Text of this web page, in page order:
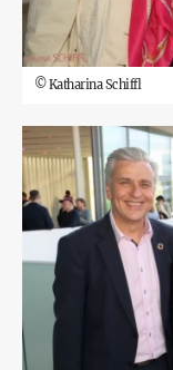
©Katharina Schiffl